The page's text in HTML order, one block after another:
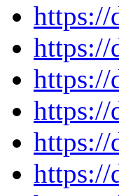
https://
https://
https://
https://
https://
https://